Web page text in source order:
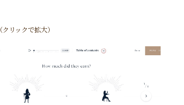
（クリックで拡大）